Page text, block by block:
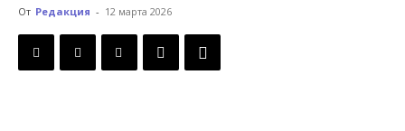
Кыргызстана
От Редакция - 12 марта 2026